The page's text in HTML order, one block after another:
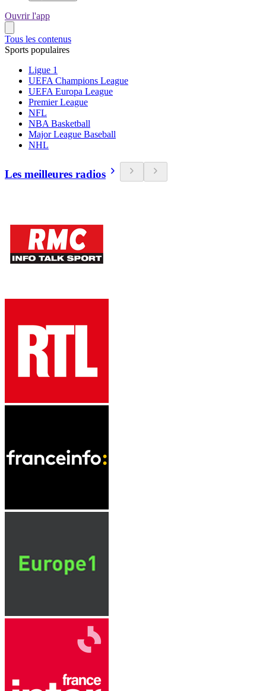
Ouvrir l'app
Tous les contenus
Sports populaires
Ligue 1
UEFA Champions League
UEFA Europa League
Premier League
NFL
NBA Basketball
Major League Baseball
NHL
Les meilleures radios